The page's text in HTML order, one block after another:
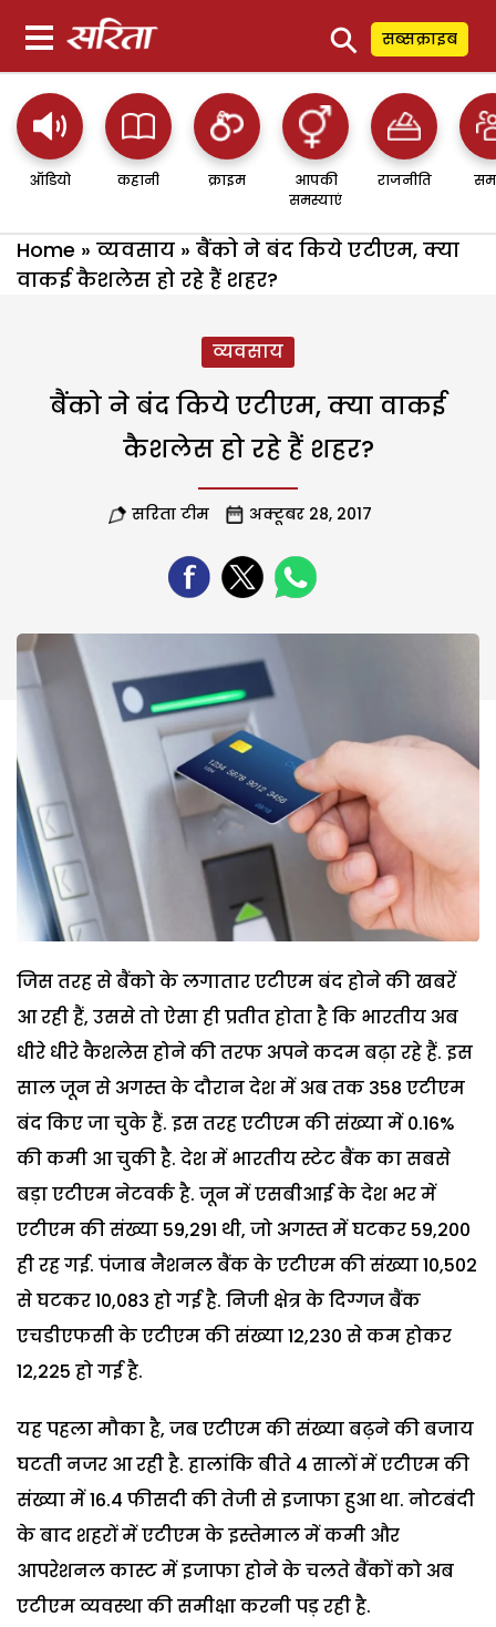
⚲ सब्सक्राइब
ऑडियो कहानी क्राइम
आपकी
समस्याएं
राजनीति
Home » व्यवसाय » बैंको ने बंद किये एटीएम, क्या
वाकई कैशलेस हो रहे हैं शहर?
व्यवसाय
बैंको ने बंद किये एटीएम, क्या वाकई
कैशलेस हो रहे हैं शहर?
सरिता टीम अक्टूबर 28, 2017
जिस तरह से बैंको के लगातार एटीएम बंद होने की खबरें
आ रही हैं, उससे तो ऐसा ही प्रतीत होता है कि भारतीय अब
धीरे धीरे कैशलेस होने की तरफ अपने कदम बढ़ा रहे हैं. इस
साल जून से अगस्त के दौरान देश में अब तक 358 एटीएम
बंद किए जा चुके हैं. इस तरह एटीएम की संख्या में 0.16%
की कमी आ चुकी है. देश में भारतीय स्टेट बैंक का सबसे
बड़ा एटीएम नेटवर्क है. जून में एसबीआई के देश भर में
एटीएम की संख्या 59,291 थी, जो अगस्त में घटकर 59,200
ही रह गई. पंजाब नैशनल बैंक के एटीएम की संख्या 10,502
से घटकर 10,083 हो गई है. निजी क्षेत्र के दिग्गज बैंक
एचडीएफसी के एटीएम की संख्या 12,230 से कम होकर
12,225 हो गई है.
यह पहला मौका है, जब एटीएम की संख्या बढ़ने की बजाय
घटती नजर आ रही है. हालांकि बीते 4 सालों में एटीएम की
संख्या में 16.4 फीसदी की तेजी से इजाफा हुआ था. नोटबंदी
के बाद शहरों में एटीएम के इस्तेमाल में कमी और
आपरेशनल कास्ट में इजाफा होने के चलते बैंकों को अब
एटीएम व्यवस्था की समीक्षा करनी पड़ रही है.